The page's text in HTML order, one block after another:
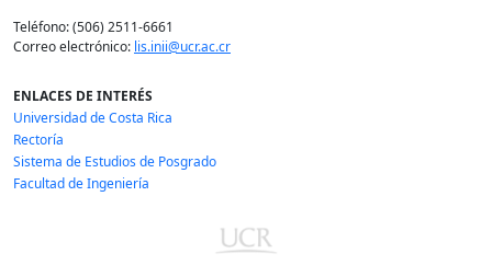
Teléfono: (506) 2511-6661
Correo electrónico: lis.inii@ucr.ac.cr
ENLACES DE INTERÉS
Universidad de Costa Rica
Rectoría
Sistema de Estudios de Posgrado
Facultad de Ingeniería